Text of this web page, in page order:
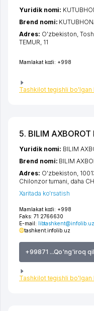
Mamlakat kodi: +998
Tashkilot tegishli bo'lgan
Yuridik nomi:
Brend nomi:
Adres: O'zbekiston,
TEMUR , 11
5. BILIM
Mamlakat kodi: +998
Faks: 71 2766630
E-mail: libtashkent@infolib.uz
tashkent.infolib.uz
+99871 ...Qo'ng'iroq
Tashkilot tegishli bo'lgan
Yuridik nomi: BILIM
Brend nomi: BILIM
Adres: O'zbekiston,
Chilonzor tumani daha
Xaritada ko'rsatish